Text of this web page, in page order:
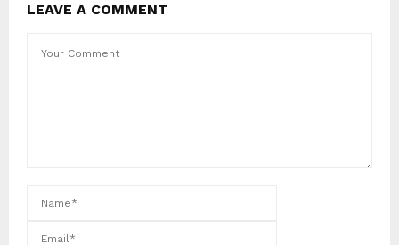
LEAVE A COMMENT